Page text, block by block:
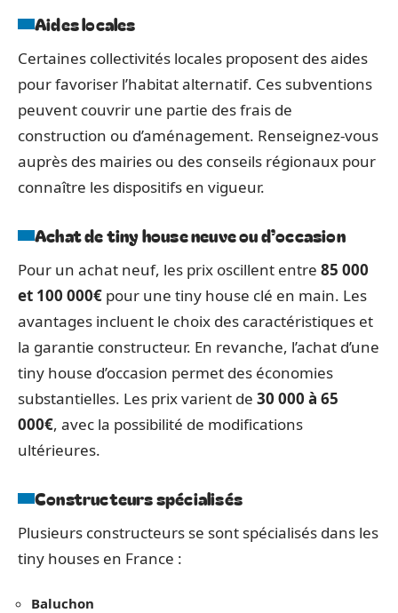
Aides locales
Certaines collectivités locales proposent des aides
pour favoriser l’habitat alternatif. Ces subventions
peuvent couvrir une partie des frais de
construction ou d’aménagement. Renseignez-vous
auprès des mairies ou des conseils régionaux pour
connaître les dispositifs en vigueur.
Achat de tiny house neuve ou d’occasion
Pour un achat neuf, les prix oscillent entre 85 000
et 100 000€ pour une tiny house clé en main. Les
avantages incluent le choix des caractéristiques et
la garantie constructeur. En revanche, l’achat d’une
tiny house d’occasion permet des économies
substantielles. Les prix varient de 30 000 à 65
000€, avec la possibilité de modifications
ultérieures.
Constructeurs spécialisés
Plusieurs constructeurs se sont spécialisés dans les
tiny houses en France :
Baluchon